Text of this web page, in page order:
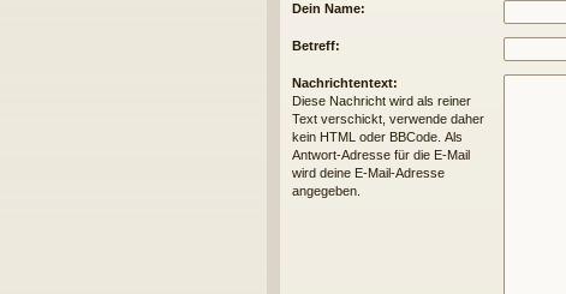
Dein Name:
Betreff:
Nachrichtentext:
Diese Nachricht wird als reiner
Text verschickt, verwende daher
kein HTML oder BBCode. Als
Antwort-Adresse für die E-Mail
wird deine E-Mail-Adresse
angegeben.